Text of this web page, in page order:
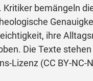
bemängeln
ihre
Die Texte
Lizenz (CC BY-NC-